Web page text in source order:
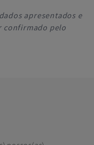
apresentados e
confirmado pelo